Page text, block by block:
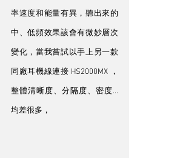
率速度和能量有異，聽出來的
中、低頻效果該會有微妙層次
變化，當我嘗試以手上另一款
同廠耳機線連接 HS2000MX ，
整體清晰度、分隔度、密度...
均差很多，